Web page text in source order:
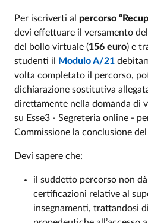
Per iscriverti al percorso
devi effettuare il versamento
del bollo virtuale (156 euro) e
studenti il
Modulo A/21
volta completato il percorso,
dichiarazione sostitutiva
direttamente nella domanda di
su Esse3 - Segreteria online -
Commissione la conclusione
Devi sapere che:
il suddetto percorso non
certificazioni relative al
insegnamenti, trattandosi